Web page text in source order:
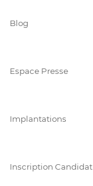
Blog
Espace Presse
Implantations
Inscription Candidat